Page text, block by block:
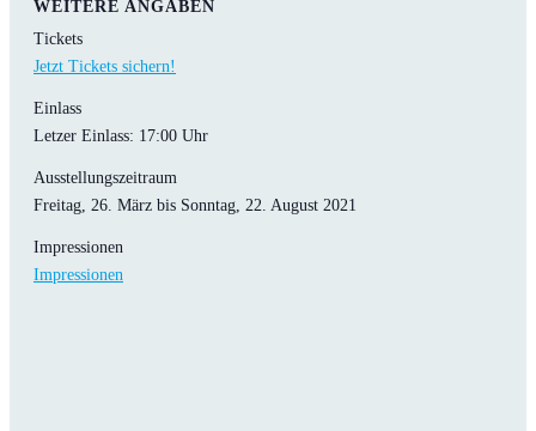
WEITERE ANGABEN
Tickets
Jetzt Tickets sichern!
Einlass
Letzer Einlass: 17:00 Uhr
Ausstellungszeitraum
Freitag, 26. März bis Sonntag, 22. August 2021
Impressionen
Impressionen